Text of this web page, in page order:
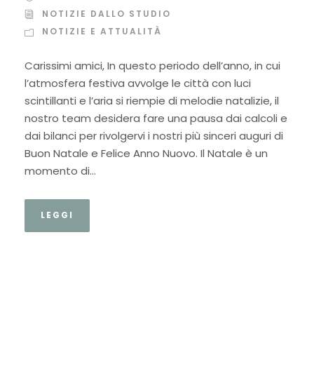
NOTIZIE DALLO STUDIO
NOTIZIE E ATTUALITÀ
Carissimi amici, In questo periodo dell’anno, in cui
l’atmosfera festiva avvolge le città con luci
scintillanti e l’aria si riempie di melodie natalizie, il
nostro team desidera fare una pausa dai calcoli e
dai bilanci per rivolgervi i nostri più sinceri auguri di
Buon Natale e Felice Anno Nuovo. Il Natale è un
momento di...
LEGGI